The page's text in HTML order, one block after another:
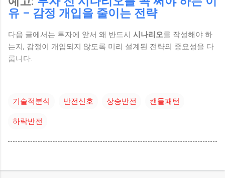
유 – 감정 개입을 줄이는 전략
다음 글에서는 투자에 앞서 왜 반드시 시나리오를 작성해야 하
는지, 감정이 개입되지 않도록 미리 설계된 전략의 중요성을 다
룹니다.
기술적분석 반전신호 상승반전 캔들패턴
하락반전